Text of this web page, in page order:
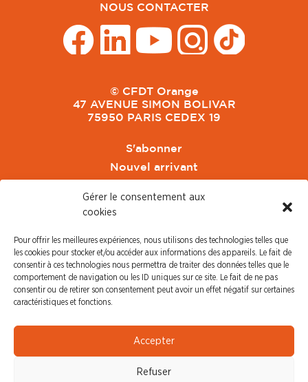
Gérer le consentement aux
cookies
Pour offrir les meilleures expériences, nous utilisons des technologies telles que
les cookies pour stocker et/ou accéder aux informations des appareils. Le fait de
consentir à ces technologies nous permettra de traiter des données telles que le
comportement de navigation ou les ID uniques sur ce site. Le fait de ne pas
consentir ou de retirer son consentement peut avoir un effet négatif sur certaines
caractéristiques et fonctions.
Accepter
Refuser
NOUS CONTACTER
© CFDT Orange
47 AVENUE SIMON BOLIVAR
75950 PARIS CEDEX 19
S'abonner
Nouvel arrivant
CFDT Cadres
CFDT Retraités
L'UFFA
PRESSE
Communiqué de Presse
Revue de Presse